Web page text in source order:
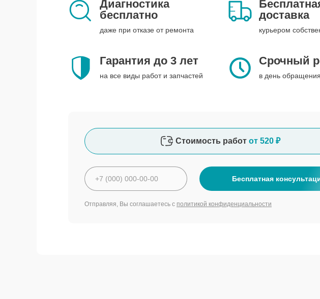
Диагностика
бесплатно
даже при отказе от ремонта
доставка
курьером
Гарантия до 3 лет
на все виды работ и запчастей
Срочный
в день
Стоимость работ от 520 ₽
Бесплатная
Отправляя, Вы соглашаетесь с политикой конфиденциальности